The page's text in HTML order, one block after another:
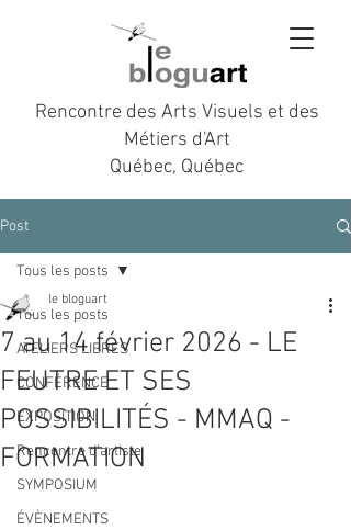
Rencontre des Arts Visuels et des
Métiers d'Art
Québec, Québec
Post
Tous les posts
ATELIERS LIBRES
CONFÉRENCE
EXPOSITION
Rencontre d’artiste
SYMPOSIUM
ÉVÈNEMENTS
Tous les posts
7 au 14 février 2026 - LE
FEUTRE ET SES
POSSIBILITÉS - MMAQ -
FORMATION
le bloguart